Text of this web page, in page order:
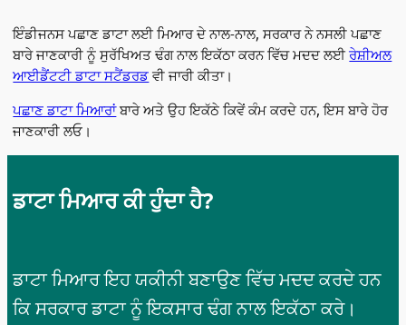
ਇੰਡੀਜਨਸ ਪਛਾਣ ਡਾਟਾ ਲਈ ਮਿਆਰ ਦੇ ਨਾਲ-ਨਾਲ, ਸਰਕਾਰ ਨੇ ਨਸਲੀ ਪਛਾਣ
ਬਾਰੇ ਜਾਣਕਾਰੀ ਨੂੰ ਸੁਰੱਖਿਅਤ ਢੰਗ ਨਾਲ ਇਕੱਠਾ ਕਰਨ ਵਿੱਚ ਮਦਦ ਲਈਰੇਸ਼ੀਅਲ
ਆਈਡੈਂਟਟੀ ਡਾਟਾ ਸਟੈਂਡਰਡ ਵੀ ਜਾਰੀ ਕੀਤਾ।
ਪਛਾਣ ਡਾਟਾ ਮਿਆਰਾਂਬਾਰੇ ਅਤੇ ਉਹ ਇਕੱਠੇ ਕਿਵੇਂ ਕੰਮ ਕਰਦੇ ਹਨ, ਇਸ ਬਾਰੇ ਹੋਰ
ਜਾਣਕਾਰੀ ਲਓ।
ਡਾਟਾ ਮਿਆਰ ਕੀ ਹੁੰਦਾ ਹੈ?
ਡਾਟਾ ਮਿਆਰ ਇਹ ਯਕੀਨੀ ਬਣਾਉਣ ਵਿੱਚ ਮਦਦ ਕਰਦੇ ਹਨ
ਕਿ ਸਰਕਾਰ ਡਾਟਾ ਨੂੰ ਇਕਸਾਰ ਢੰਗ ਨਾਲ ਇਕੱਠਾ ਕਰੇ।